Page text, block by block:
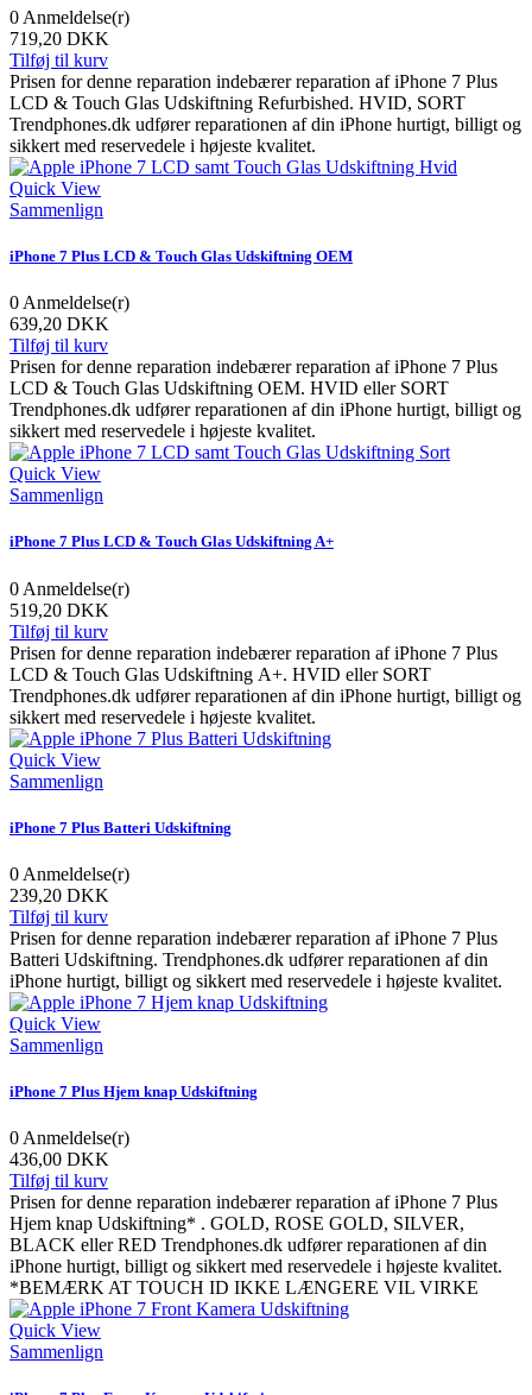
0 Anmeldelse(r)
719,20 DKK
Tilføj til kurv
Prisen for denne reparation indebærer reparation af iPhone 7 Plus
LCD & Touch Glas Udskiftning Refurbished. HVID, SORT
Trendphones.dk udfører reparationen af din iPhone hurtigt, billigt og
sikkert med reservedele i højeste kvalitet.
Quick View
Sammenlign
iPhone 7 Plus LCD & Touch Glas Udskiftning OEM
0 Anmeldelse(r)
639,20 DKK
Tilføj til kurv
Prisen for denne reparation indebærer reparation af iPhone 7 Plus
LCD & Touch Glas Udskiftning OEM. HVID eller SORT
Trendphones.dk udfører reparationen af din iPhone hurtigt, billigt og
sikkert med reservedele i højeste kvalitet.
Quick View
Sammenlign
iPhone 7 Plus LCD & Touch Glas Udskiftning A+
0 Anmeldelse(r)
519,20 DKK
Tilføj til kurv
Prisen for denne reparation indebærer reparation af iPhone 7 Plus
LCD & Touch Glas Udskiftning A+. HVID eller SORT
Trendphones.dk udfører reparationen af din iPhone hurtigt, billigt og
sikkert med reservedele i højeste kvalitet.
Quick View
Sammenlign
iPhone 7 Plus Batteri Udskiftning
0 Anmeldelse(r)
239,20 DKK
Tilføj til kurv
Prisen for denne reparation indebærer reparation af iPhone 7 Plus
Batteri Udskiftning. Trendphones.dk udfører reparationen af din
iPhone hurtigt, billigt og sikkert med reservedele i højeste kvalitet.
Quick View
Sammenlign
iPhone 7 Plus Hjem knap Udskiftning
0 Anmeldelse(r)
436,00 DKK
Tilføj til kurv
Prisen for denne reparation indebærer reparation af iPhone 7 Plus
Hjem knap Udskiftning* . GOLD, ROSE GOLD, SILVER,
BLACK eller RED Trendphones.dk udfører reparationen af din
iPhone hurtigt, billigt og sikkert med reservedele i højeste kvalitet.
*BEMÆRK AT TOUCH ID IKKE LÆNGERE VIL VIRKE
Quick View
Sammenlign